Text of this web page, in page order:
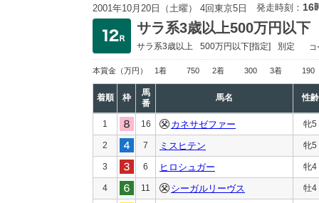
2001年10月20日（土曜） 4回東京5日 発走時刻： 16
サラ系3歳以上500万円以下
サラ系3歳以上 500万円以下[指定] 別定
本賞金 （万円） 1着 750 2着 300 3着 190
着順 枠
馬
番
馬名 性齢
1 16 カネサゼファー 牝5
2 7 ミスヒテン 牝5
3 6 ヒロシュガー 牝4
4 11 シーガルリーヴス 牡4